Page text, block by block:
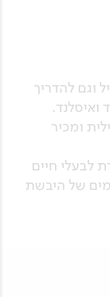
וגם להדריך
ואיסלנד.
ומכיר
לבעלי חיים
של היבשת